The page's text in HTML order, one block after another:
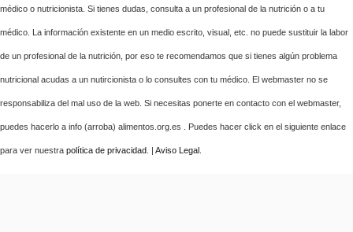
médico o nutricionista. Si tienes dudas, consulta a un profesional de la nutrición o a tu
médico. La información existente en un medio escrito, visual, etc. no puede sustituir la labor
de un profesional de la nutrición, por eso te recomendamos que si tienes algún problema
nutricional acudas a un nutircionista o lo consultes con tu médico. El webmaster no se
responsabiliza del mal uso de la web. Si necesitas ponerte en contacto con el webmaster,
puedes hacerlo a info (arroba) alimentos.org.es . Puedes hacer click en el siguiente enlace
para ver nuestra política de privacidad . | Aviso Legal